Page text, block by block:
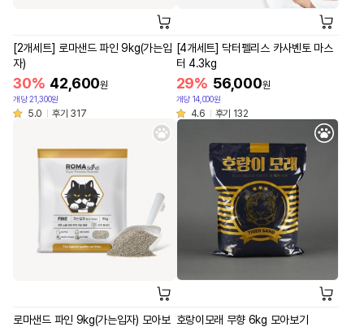
[2개세트] 로마샌드 파인 9kg(가는입
자)
30% 42,600원
개당 21,300원
5.0 후기 317
[4개세트] 닥터펠리스 카사벤토 마스
터 4.3kg
29% 56,000원
개당 14,000원
4.6 후기 132
로마샌드 파인 9kg(가는입자) 모아보 호랑이모래 무향 6kg 모아보기